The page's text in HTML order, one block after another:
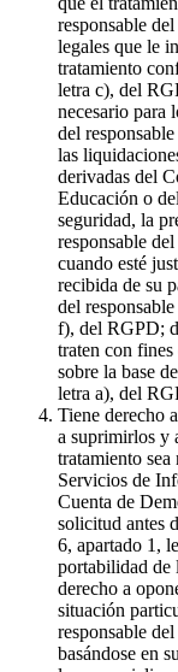
responsable
legales que le
tratamiento
letra c), del
necesario para
del
las
derivadas del
Educación o
seguridad, la
responsable
cuando esté
recibida de su
del
f), del RGPD;
traten con
sobre la base
letra a), del
Tiene derecho
a suprimirlos y
tratamiento
Servicios de
Cuenta de
solicitud antes
6, apartado 1,
portabilidad de
derecho a
situación
responsable
basándose en